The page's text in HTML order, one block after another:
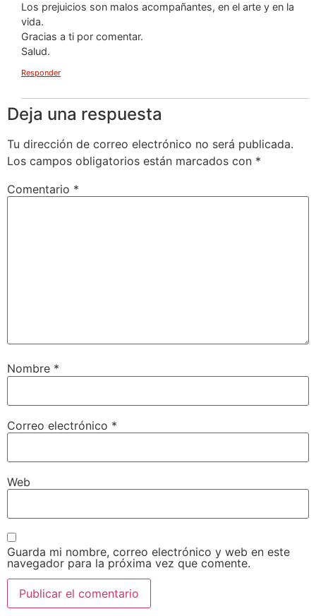
Los prejuicios son malos acompañantes, en el arte y en la
vida.
Gracias a ti por comentar.
Salud.
Responder
Deja una respuesta
Tu dirección de correo electrónico no será publicada.
Los campos obligatorios están marcados con *
Comentario *
Nombre *
Correo electrónico *
Web
Guarda mi nombre, correo electrónico y web en este
navegador para la próxima vez que comente.